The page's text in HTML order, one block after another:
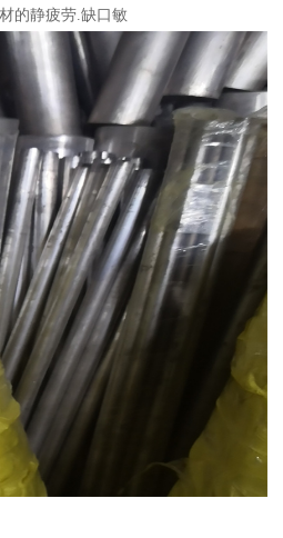
的静疲劳.缺口敏